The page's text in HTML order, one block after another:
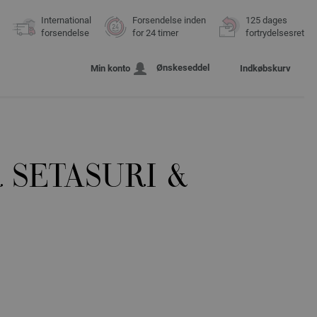
International
forsendelse
Forsendelse inden
for 24 timer
125 dages
fortrydelsesret
Min konto Ønskeseddel Indkøbskurv
SETASURI &